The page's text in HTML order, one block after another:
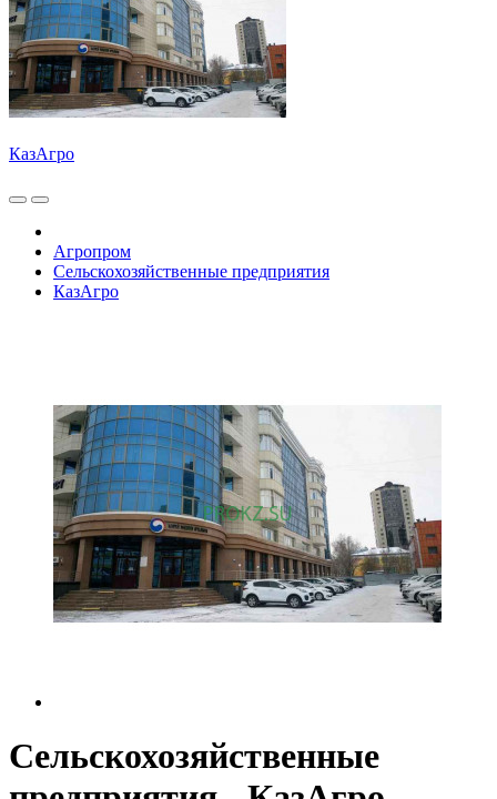
КазАгро
Агропром
Сельскохозяйственные предприятия
КазАгро
Сельскохозяйственные